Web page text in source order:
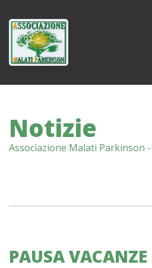
Skip
content
Associazione
Pistoia
Notizie
Associazione Malati Parkinson
PAUSA VACANZE